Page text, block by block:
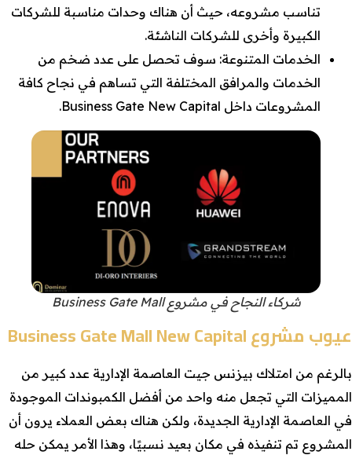
تناسب مشروعه، حيث أن هناك وحدات مناسبة للشركات
الكبيرة وأخرى للشركات الناشئة.
الخدمات المتنوعة: سوف تحصل على عدد ضخم من
الخدمات والمرافق المختلفة التي تساهم في نجاح كافة
المشروعات داخل Business Gate New Capital.
شركاء النجاح في مشروع Business Gate Mall
عيوب مشروع Business Gate Mall New Capital
بالرغم من امتلاك بيزنس جيت العاصمة الإدارية عدد كبير من
المميزات التي تجعل منه واحد من أفضل الكمبوندات الموجودة
في العاصمة الإدارية الجديدة، ولكن هناك بعض العملاء يرون أن
المشروع تم تنفيذه في مكان بعيد نسبيًا، وهذا الأمر يمكن حله